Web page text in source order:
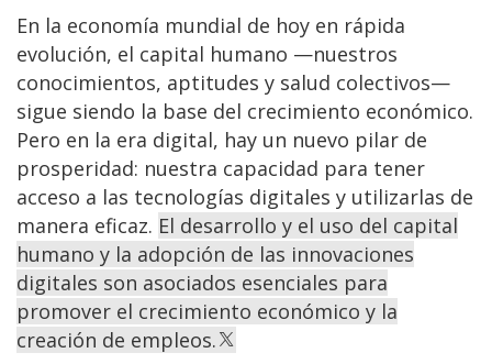
En la economía mundial de hoy en rápida
evolución, el capital humano —nuestros
conocimientos, aptitudes y salud colectivos—
sigue siendo la base del crecimiento económico.
Pero en la era digital, hay un nuevo pilar de
prosperidad: nuestra capacidad para tener
acceso a las tecnologías digitales y utilizarlas de
manera eficaz. El desarrollo y el uso del capital
humano y la adopción de las innovaciones
digitales son asociados esenciales para
promover el crecimiento económico y la
creación de empleos.